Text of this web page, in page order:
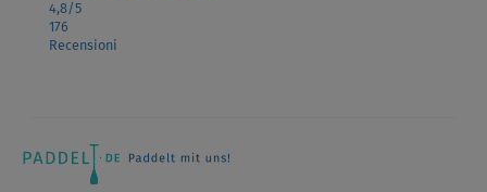
4,8/5
176
Recensioni